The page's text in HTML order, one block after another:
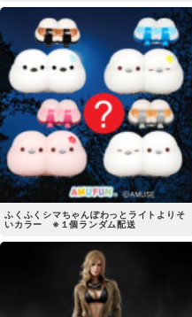
ふくふくシマちゃんぽわっとライトよりそ
いカラー ※１個ランダム配送